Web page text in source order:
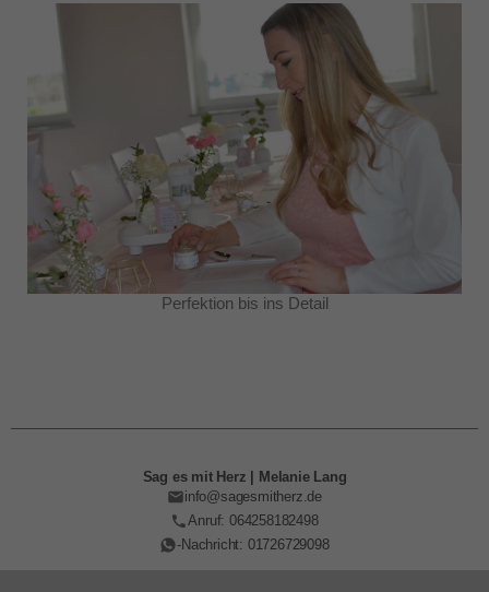
Perfektion bis ins Detail
Sag es mit Herz | Melanie Lang
info@sagesmitherz.de
Anruf: 064258182498
-Nachricht: 01726729098